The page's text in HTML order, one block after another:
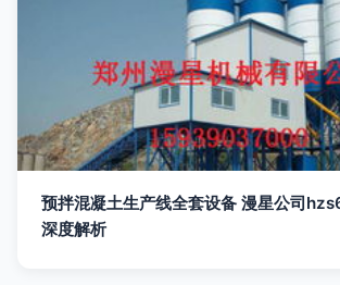
预拌混凝土生产线全套设备 漫星公司
深度解析